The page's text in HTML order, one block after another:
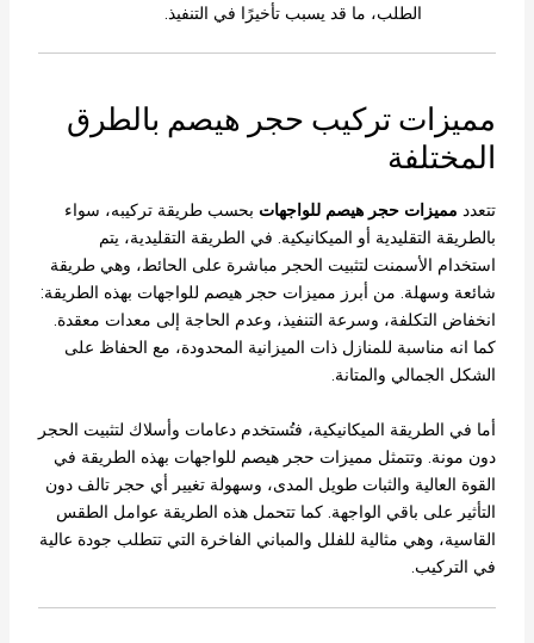
الطلب، ما قد يسبب تأخيرًا في التنفيذ.
مميزات تركيب حجر هيصم بالطرق
المختلفة
تتعدد مميزات حجر هيصم للواجهات بحسب طريقة تركيبه، سواء
بالطريقة التقليدية أو الميكانيكية. في الطريقة التقليدية، يتم
استخدام الأسمنت لتثبيت الحجر مباشرة على الحائط، وهي طريقة
شائعة وسهلة. من أبرز مميزات حجر هيصم للواجهات بهذه الطريقة:
انخفاض التكلفة، وسرعة التنفيذ، وعدم الحاجة إلى معدات معقدة.
كما انه مناسبة للمنازل ذات الميزانية المحدودة، مع الحفاظ على
الشكل الجمالي والمتانة.
أما في الطريقة الميكانيكية، فتُستخدم دعامات وأسلاك لتثبيت الحجر
دون مونة. وتتمثل مميزات حجر هيصم للواجهات بهذه الطريقة في
القوة العالية والثبات طويل المدى، وسهولة تغيير أي حجر تالف دون
التأثير على باقي الواجهة. كما تتحمل هذه الطريقة عوامل الطقس
القاسية، وهي مثالية للفلل والمباني الفاخرة التي تتطلب جودة عالية
في التركيب.